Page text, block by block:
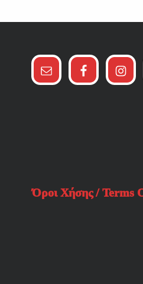
Όροι Χήσης / Terms